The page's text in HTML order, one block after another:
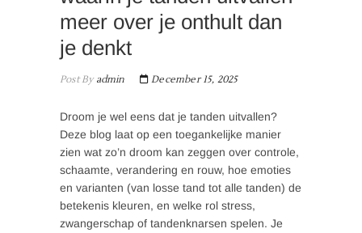
meer over je onthult dan
je denkt
Post Byadmin December 15, 2025
Droom je wel eens dat je tanden uitvallen?
Deze blog laat op een toegankelijke manier
zien wat zo’n droom kan zeggen over controle,
schaamte, verandering en rouw, hoe emoties
en varianten (van losse tand tot alle tanden) de
betekenis kleuren, en welke rol stress,
zwangerschap of tandenknarsen spelen. Je